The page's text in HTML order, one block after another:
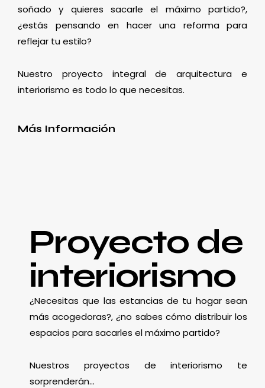
soñado y quieres sacarle el máximo partido?,
¿estás pensando en hacer una reforma para
reflejar tu estilo?
Nuestro proyecto integral de arquitectura e
interiorismo es todo lo que necesitas.
Más Información
Proyecto de
interiorismo
¿Necesitas que las estancias de tu hogar sean
más acogedoras?, ¿no sabes cómo distribuir los
espacios para sacarles el máximo partido?
Nuestros proyectos de interiorismo te
sorprenderán…